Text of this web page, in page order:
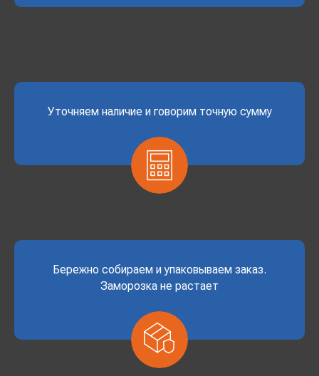
Уточняем наличие и говорим точную сумму
Бережно собираем и упаковываем заказ.
Заморозка не растает